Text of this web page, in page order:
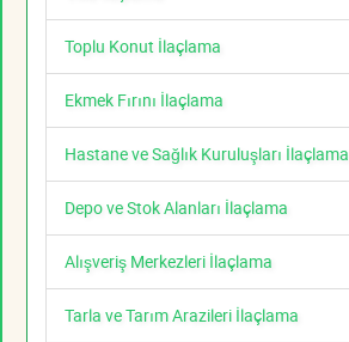
Toplu Konut İlaçlama
Ekmek Fırını İlaçlama
Hastane ve Sağlık Kuruluşları İlaçlama
Depo ve Stok Alanları İlaçlama
Alışveriş Merkezleri İlaçlama
Tarla ve Tarım Arazileri İlaçlama